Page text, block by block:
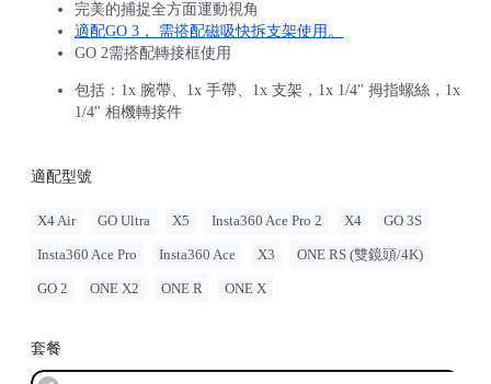
完美的捕捉全方面運動視角
適配GO 3， 需搭配磁吸快拆支架使用。
GO 2需搭配轉接框使用
包括：1x 腕帶、1x 手帶、1x 支架，1x 1/4" 拇指螺絲，1x
1/4" 相機轉接件
適配型號
X4 Air GO Ultra X5 Insta360 Ace Pro 2 X4 GO 3S
Insta360 Ace Pro Insta360 Ace X3 ONE RS (雙鏡頭/4K)
GO 2 ONE X2 ONE R ONE X
套餐